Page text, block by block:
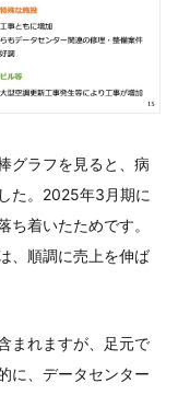
グラフを見ると、病
た。2025年3月期に
着いたためです。
、順調に売上を伸ば
まれますが、足元で
に、データセンター